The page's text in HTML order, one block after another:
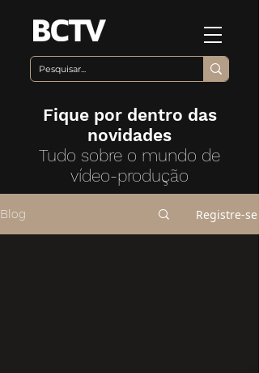
Fique por dentro das
novidades
Tudo sobre o mundo de
vídeo-produção
Blog Registre-se